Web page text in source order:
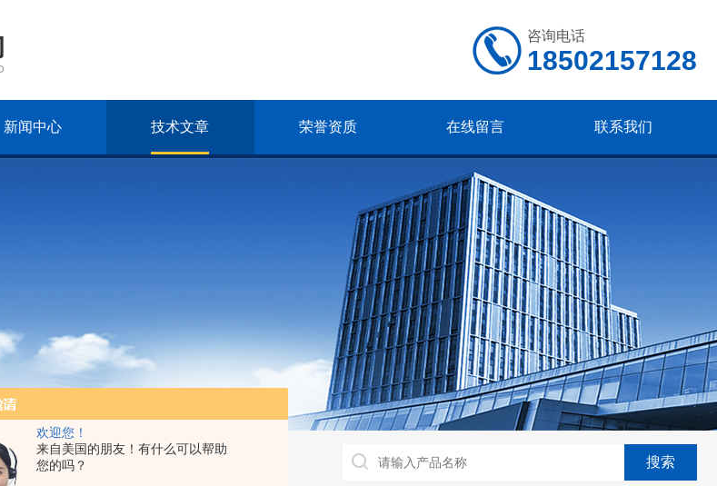
欢迎您！
来自美国的朋友！有什么可以帮助
您的吗？
咨询电话
18502157128
新闻中心 技术文章 荣誉资质 在线留言 联系我们